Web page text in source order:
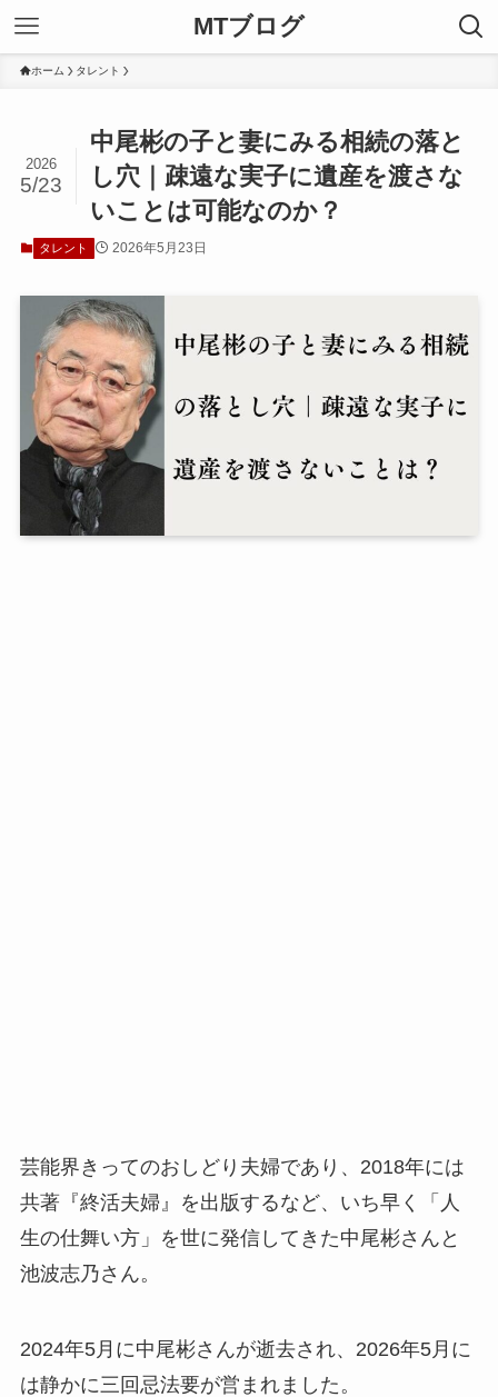
MTブログ
ホーム タレント
中尾彬の子と妻にみる相続の落と
し穴｜疎遠な実子に遺産を渡さな
いことは可能なのか？
2026
5/23
タレント 2026年5月23日
芸能界きってのおしどり夫婦であり、2018年には
共著『終活夫婦』を出版するなど、いち早く「人
生の仕舞い方」を世に発信してきた中尾彬さんと
池波志乃さん。
2024年5月に中尾彬さんが逝去され、2026年5月に
は静かに三回忌法要が営まれました。